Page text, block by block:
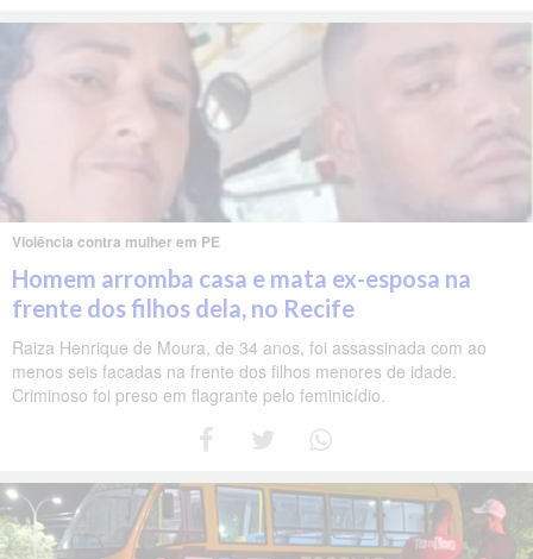
Violência contra mulher em PE
Homem arromba casa e mata ex-esposa na
frente dos filhos dela, no Recife
Raiza Henrique de Moura, de 34 anos, foi assassinada com ao
menos seis facadas na frente dos filhos menores de idade.
Criminoso foi preso em flagrante pelo feminicídio.